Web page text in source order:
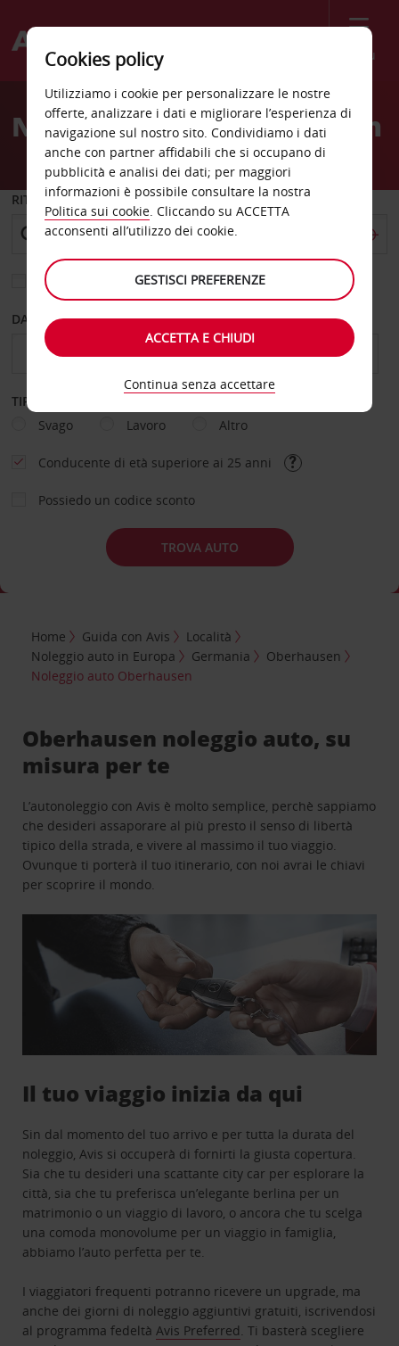
Menù
Welcome
AvisNoleggio auto Oberhausen
RITIRO DA
Scegli una località di riconsegna diversa
DAL GIORNO AL GIORNO
TIPOLOGIA DI NOLEGGIO
Svago
Lavoro Altro
Conducente di età superiore ai 25 anni
Possiedo un codice sconto
TROVA AUTO
Home Guida con Avis
Località
Noleggio auto in Europa
Germania
Oberhausen
Noleggio auto Oberhausen
Oberhausen noleggio auto, su
misura per te
L’autonoleggio con Avis è molto semplice, perchè sappiamo
che desideri assaporare al più presto il senso di libertà
tipico della strada, e vivere al massimo il tuo viaggio.
Ovunque ti porterà il tuo itinerario, con noi avrai le chiavi
per scoprire il mondo.
Il tuo viaggio inizia da qui
Sin dal momento del tuo arrivo e per tutta la durata del
noleggio, Avis si occuperà di fornirti la giusta copertura.
Sia che tu desideri una scattante city car per esplorare la
città, sia che tu preferisca un’elegante berlina per un
matrimonio o un viaggio di lavoro, o ancora che tu scelga
una comoda monovolume per un viaggio in famiglia,
abbiamo l’auto perfetta per te.
I viaggiatori frequenti potranno ricevere un upgrade, ma
anche dei giorni di noleggio aggiuntivi gratuiti, iscrivendosi
al programma fedeltàAvis Preferred. Ti basterà scegliere
Cookies policy
Utilizziamo i cookie per personalizzare le nostre
offerte, analizzare i dati e migliorare l’esperienza di
navigazione sul nostro sito. Condividiamo i dati
anche con partner affidabili che si occupano di
pubblicità e analisi dei dati; per maggiori
informazioni è possibile consultare la nostra
Politica sui cookie. Cliccando su ACCETTA
acconsenti all’utilizzo dei cookie.
GESTISCI PREFERENZE
ACCETTA E CHIUDI
Continua senza accettare